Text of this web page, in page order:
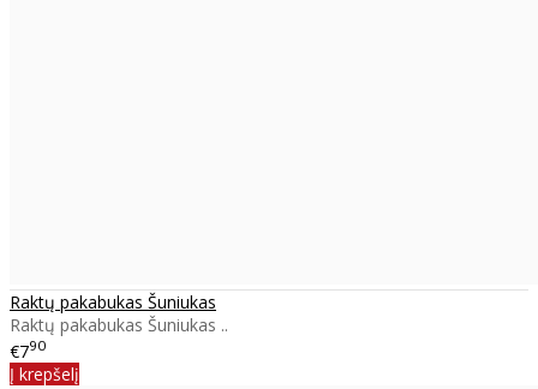
Raktų pakabukas Šuniukas
Raktų pakabukas Šuniukas ..
€790
Į krepšelį